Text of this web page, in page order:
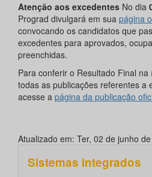
Atenção aos excedentes No dia
Prograd divulgará em sua página
convocando os candidatos que
excedentes para aprovados,
preenchidas.
Para conferir o Resultado Final
todas as publicações referentes a
acesse a página da publicação
Atualizado em: Ter, 02 de junho
Sistemas integrados